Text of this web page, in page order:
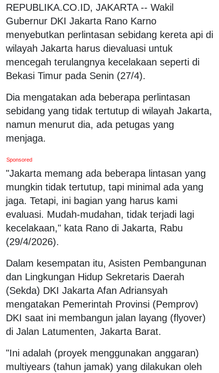
REPUBLIKA.CO.ID, JAKARTA -- Wakil
Gubernur DKI Jakarta Rano Karno
menyebutkan perlintasan sebidang kereta api di
wilayah Jakarta harus dievaluasi untuk
mencegah terulangnya kecelakaan seperti di
Bekasi Timur pada Senin (27/4).
Dia mengatakan ada beberapa perlintasan
sebidang yang tidak tertutup di wilayah Jakarta,
namun menurut dia, ada petugas yang
menjaga.
Sponsored
"Jakarta memang ada beberapa lintasan yang
mungkin tidak tertutup, tapi minimal ada yang
jaga. Tetapi, ini bagian yang harus kami
evaluasi. Mudah-mudahan, tidak terjadi lagi
kecelakaan," kata Rano di Jakarta, Rabu
(29/4/2026).
Dalam kesempatan itu, Asisten Pembangunan
dan Lingkungan Hidup Sekretaris Daerah
(Sekda) DKI Jakarta Afan Adriansyah
mengatakan Pemerintah Provinsi (Pemprov)
DKI saat ini membangun jalan layang (flyover)
di Jalan Latumenten, Jakarta Barat.
"Ini adalah (proyek menggunakan anggaran)
multiyears (tahun jamak) yang dilakukan oleh